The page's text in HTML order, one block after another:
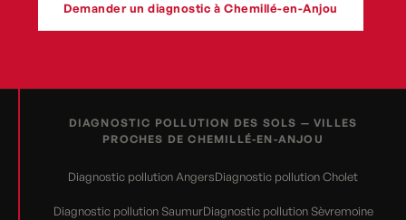
Demander un diagnostic à Chemillé-en-Anjou
DIAGNOSTIC POLLUTION DES SOLS — VILLES
PROCHES DE CHEMILLÉ-EN-ANJOU
Diagnostic pollution AngersDiagnostic pollution Cholet
Diagnostic pollution SaumurDiagnostic pollution Sèvremoine